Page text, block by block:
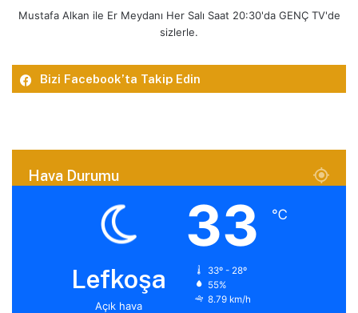
Mustafa Alkan ile Er Meydanı Her Salı Saat 20:30'da GENÇ TV'de
sizlerle.
Bizi Facebook’ta Takip Edin
Hava Durumu
Lefkoşa
Açık hava
33 ℃
33º - 28º
55%
8.79 km/h